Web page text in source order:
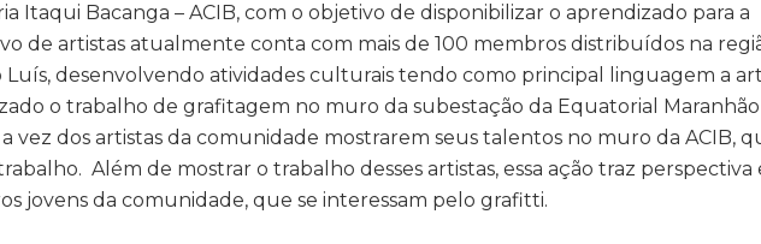
Itaqui Bacanga – ACIB, com o objetivo de disponibilizar o aprendizado para a
de artistas atualmente conta com mais de 100 membros distribuídos na
desenvolvendo atividades culturais tendo como principal linguagem a
o trabalho de grafitagem no muro da subestação da Equatorial Maranhão
vez dos artistas da comunidade mostrarem seus talentos no muro da ACIB,
Além de mostrar o trabalho desses artistas, essa ação traz perspectiva
jovens da comunidade, que se interessam pelo grafitti.